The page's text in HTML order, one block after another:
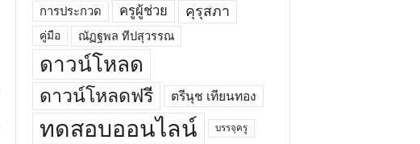
การประกวด ครูผู้ช่วย คุรุสภา
คู่มือ ณัฏฐพล ทีปสุวรรณ
ดาวน์โหลด
ดาวน์โหลดฟรี ตรีนุช เทียนทอง
ทดสอบออนไลน์ บรรจุครู